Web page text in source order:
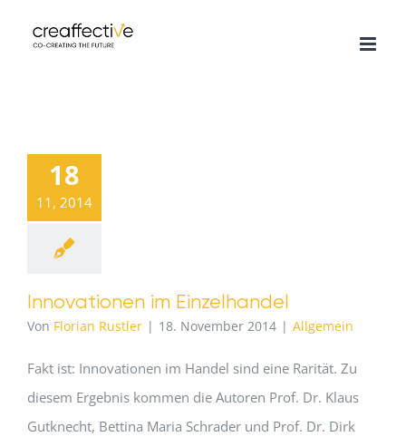
Inhalt
18
11, 2014
Innovationen im Einzelhandel
Von Florian Rustler | 18. November 2014 | Allgemein
Fakt ist: Innovationen im Handel sind eine Rarität. Zu
diesem Ergebnis kommen die Autoren Prof. Dr. Klaus
Gutknecht, Bettina Maria Schrader und Prof. Dr. Dirk